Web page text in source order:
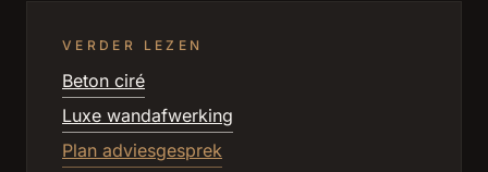
VERDER LEZEN
Beton ciré
Luxe wandafwerking
Plan adviesgesprek